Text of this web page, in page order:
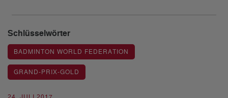
Schlüsselwörter
BADMINTON WORLD FEDERATION
GRAND-PRIX-GOLD